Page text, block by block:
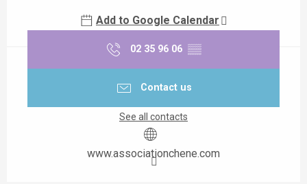
Add to Google Calendar
02 35 96 06 ▒▒
Contact us
See all contacts
www.associationchene.com